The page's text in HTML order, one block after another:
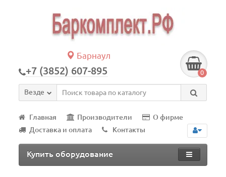
Барнаул
+7 (3852) 607-895 0
Везде
Главная Производители
О фирме
Доставка и оплата
Контакты
Купить оборудование